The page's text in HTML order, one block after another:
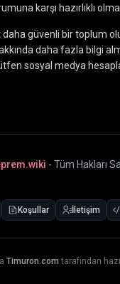
karşı hazırlıklı
güvenli bir toplum
daha fazla bilgi
sosyal medya
- Tüm Hakları
Koşullar İletişim
Timuron.com tarafından